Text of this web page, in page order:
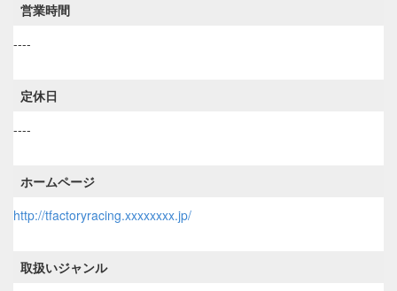
営業時間
----
定休日
----
ホームページ
http://tfactoryracing.xxxxxxxx.jp/
取扱いジャンル